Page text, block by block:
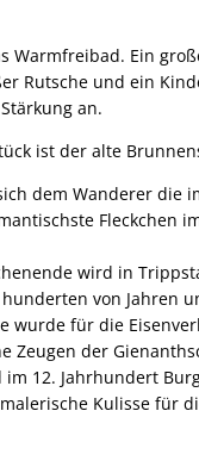
Warmfreibad. Ein
Rutsche und ein
an.
ist der alte
dem Wanderer die
Fleckchen
wird in
von Jahren
wurde für die
Zeugen der
12. Jahrhundert
Kulisse für